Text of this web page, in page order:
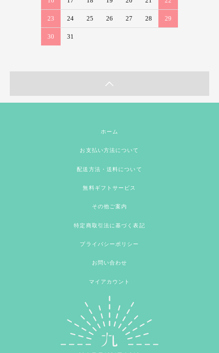
23 24 25 26 27 28 29
30 31
ホーム
お支払い方法について
配送方法・送料について
無料ギフトサービス
その他ご案内
特定商取引法に基づく表記
プライバシーポリシー
お問い合わせ
マイアカウント